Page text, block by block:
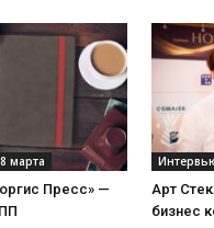
марта
Пресс» —
Арт
бизнес